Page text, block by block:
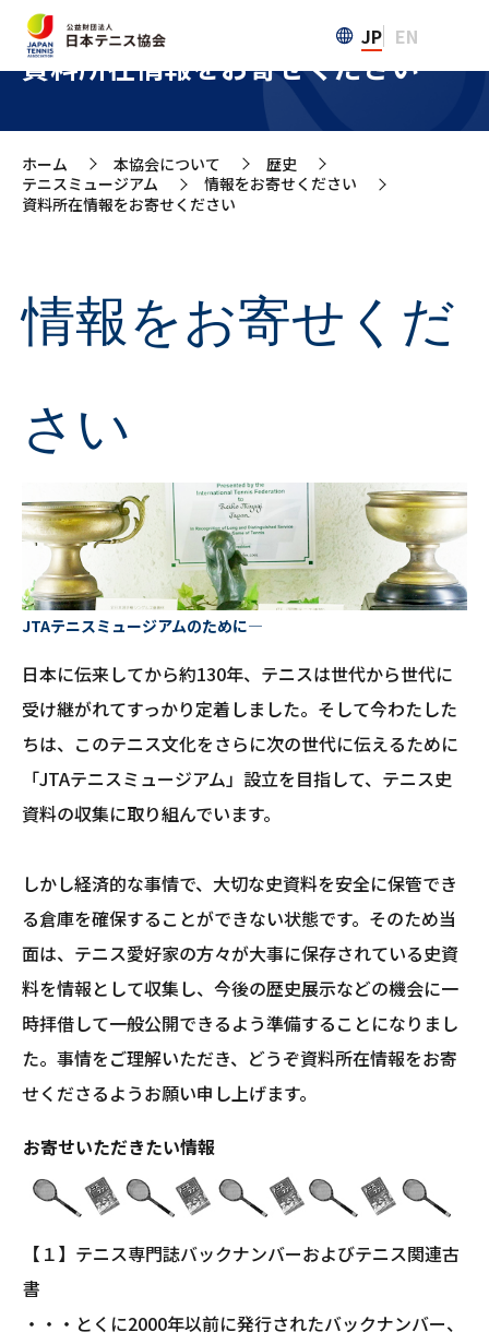
JP EN
資料所在情報をお寄せください
ホーム >
本協会について >
歴史
テニスミュージアム
>
情報をお寄せください
資料所在情報をお寄せください
情報をお寄せくだ
さい
JTAテニスミュージアムのために―
日本に伝来してから約130年、テニスは世代から世代に
受け継がれてすっかり定着しました。そして今わたした
ちは、このテニス文化をさらに次の世代に伝えるために
「JTAテニスミュージアム」設立を目指して、テニス史
資料の収集に取り組んでいます。
しかし経済的な事情で、大切な史資料を安全に保管でき
る倉庫を確保することができない状態です。そのため当
面は、テニス愛好家の方々が大事に保存されている史資
料を情報として収集し、今後の歴史展示などの機会に一
時拝借して一般公開できるよう準備することになりまし
た。事情をご理解いただき、どうぞ資料所在情報をお寄
せくださるようお願い申し上げます。
お寄せいただきたい情報
【１】テニス専門誌バックナンバーおよびテニス関連古
書
・・・とくに2000年以前に発行されたバックナンバー、